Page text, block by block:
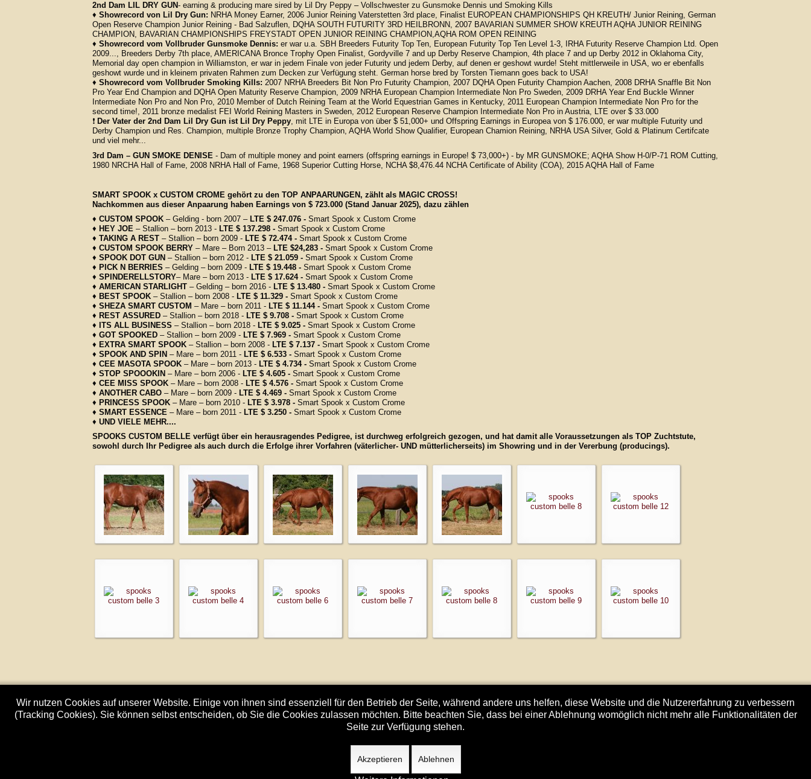
2nd Dam LIL DRY GUN- earning & producing mare sired by Lil Dry Peppy – Vollschwester zu Gunsmoke Dennis und Smoking Kills
♦ Showrecord von Lil Dry Gun: NRHA Money Earner, 2006 Junior Reining Vaterstetten 3rd place, Finalist EUROPEAN CHAMPIONSHIPS QH KREUTH/ Junior Reining, German
Open Reserve Champion Junior Reining - Bad Salzuflen, DQHA SOUTH FUTURITY 3RD HEILBRONN, 2007 BAVARIAN SUMMER SHOW KREUTH AQHA JUNIOR REINING
CHAMPION, BAVARIAN CHAMPIONSHIPS FREYSTADT OPEN JUNIOR REINING CHAMPION,AQHA ROM OPEN REINING
♦ Showrecord vom Vollbruder Gunsmoke Dennis: er war u.a. SBH Breeders Futurity Top Ten, European Futurity Top Ten Level 1-3, IRHA Futurity Reserve Champion Ltd. Open
2009..., Breeders Derby 7th place, AMERICANA Bronce Trophy Open Finalist, Gordyville 7 and up Derby Reserve Champion, 4th place 7 and up Derby 2012 in Oklahoma City,
Memorial day open champion in Williamston, er war in jedem Finale von jeder Futurity und jedem Derby, auf denen er geshowt wurde! Steht mittlerweile in USA, wo er ebenfalls
geshowt wurde und in kleinem privaten Rahmen zum Decken zur Verfügung steht. German horse bred by Torsten Tiemann goes back to USA!
♦ Showrecord vom Vollbruder Smoking Kills: 2007 NRHA Breeders Bit Non Pro Futurity Champion, 2007 DQHA Open Futurity Champion Aachen, 2008 DRHA Snaffle Bit Non
Pro Year End Champion and DQHA Open Maturity Reserve Champion, 2009 NRHA European Champion Intermediate Non Pro Sweden, 2009 DRHA Year End Buckle Winner
Intermediate Non Pro and Non Pro, 2010 Member of Dutch Reining Team at the World Equestrian Games in Kentucky, 2011 European Champion Intermediate Non Pro for the
second time!, 2011 bronze medalist FEI World Reining Masters in Sweden, 2012 European Reserve Champion Intermediate Non Pro in Austria, LTE over $ 33.000
❗ Der Vater der 2nd Dam Lil Dry Gun ist Lil Dry Peppy, mit LTE in Europa von über $ 51,000+ und Offspring Earnings in Europea von $ 176.000, er war multiple Futurity und
Derby Champion und Res. Champion, multiple Bronze Trophy Champion, AQHA World Show Qualifier, European Chamion Reining, NRHA USA Silver, Gold & Platinum Certifcate
und viel mehr...
3rd Dam – GUN SMOKE DENISE - Dam of multiple money and point earners (offspring earnings in Europe! $ 73,000+) - by MR GUNSMOKE; AQHA Show H-0/P-71 ROM Cutting,
1980 NRCHA Hall of Fame, 2008 NRHA Hall of Fame, 1968 Superior Cutting Horse, NCHA $8,476.44 NCHA Certificate of Ability (COA), 2015 AQHA Hall of Fame
SMART SPOOK x CUSTOM CROME gehört zu den TOP ANPAARUNGEN, zählt als MAGIC CROSS!
Nachkommen aus dieser Anpaarung haben Earnings von $ 723.000 (Stand Januar 2025), dazu zählen
♦ CUSTOM SPOOK– Gelding - born 2007 – LTE $ 247.076 - Smart Spook x Custom Crome
♦ HEY JOE – Stallion – born 2013 - LTE $ 137.298 - Smart Spook x Custom Crome
♦ TAKING A REST– Stallion – born 2009 - LTE $ 72.474 - Smart Spook x Custom Crome
♦ CUSTOM SPOOK BERRY– Mare – Born 2013 – LTE $24,283 - Smart Spook x Custom Crome
♦ SPOOK DOT GUN – Stallion – born 2012 - LTE $ 21.059 - Smart Spook x Custom Crome
♦ PICK N BERRIES – Gelding – born 2009 - LTE $ 19.448 - Smart Spook x Custom Crome
♦ SPINDERELLSTORY– Mare – born 2013 - LTE $ 17.624 - Smart Spook x Custom Crome
♦ AMERICAN STARLIGHT – Gelding – born 2016 - LTE $ 13.480 - Smart Spook x Custom Crome
♦ BEST SPOOK – Stallion – born 2008 - LTE $ 11.329 - Smart Spook x Custom Crome
♦ SHEZA SMART CUSTOM – Mare – born 2011 - LTE $ 11.144 - Smart Spook x Custom Crome
♦ REST ASSURED – Stallion – born 2018 - LTE $ 9.708 - Smart Spook x Custom Crome
♦ ITS ALL BUSINESS – Stallion – born 2018 - LTE $ 9.025 - Smart Spook x Custom Crome
♦ GOT SPOOKED – Stallion – born 2009 - LTE $ 7.969 - Smart Spook x Custom Crome
♦ EXTRA SMART SPOOK – Stallion – born 2008 - LTE $ 7.137 - Smart Spook x Custom Crome
♦ SPOOK AND SPIN – Mare – born 2011 - LTE $ 6.533 - Smart Spook x Custom Crome
♦ CEE MASOTA SPOOK – Mare – born 2013 - LTE $ 4.734 - Smart Spook x Custom Crome
♦ STOP SPOOOKIN – Mare – born 2006 - LTE $ 4.605 - Smart Spook x Custom Crome
♦ CEE MISS SPOOK – Mare – born 2008 - LTE $ 4.576 - Smart Spook x Custom Crome
♦ ANOTHER CABO – Mare – born 2009 - LTE $ 4.469 - Smart Spook x Custom Crome
♦ PRINCESS SPOOK – Mare – born 2010 - LTE $ 3.978 - Smart Spook x Custom Crome
♦ SMART ESSENCE – Mare – born 2011 - LTE $ 3.250 - Smart Spook x Custom Crome
♦ UND VIELE MEHR....
SPOOKS CUSTOM BELLE verfügt über ein herausragendes Pedigree, ist durchweg erfolgreich gezogen, und hat damit alle Voraussetzungen als TOP Zuchtstute,
sowohl durch Ihr Pedigree als auch durch die Erfolge ihrer Vorfahren (väterlicher- UND mütterlicherseits) im Showring und in der Vererbung (producings).
Wir nutzen Cookies auf unserer Website. Einige von ihnen sind essenziell für den Betrieb der Seite, während andere uns helfen, diese Website und die Nutzererfahrung zu verbessern
(Tracking Cookies). Sie können selbst entscheiden, ob Sie die Cookies zulassen möchten. Bitte beachten Sie, dass bei einer Ablehnung womöglich nicht mehr alle Funktionalitäten der
Seite zur Verfügung stehen.
Akzeptieren Ablehnen